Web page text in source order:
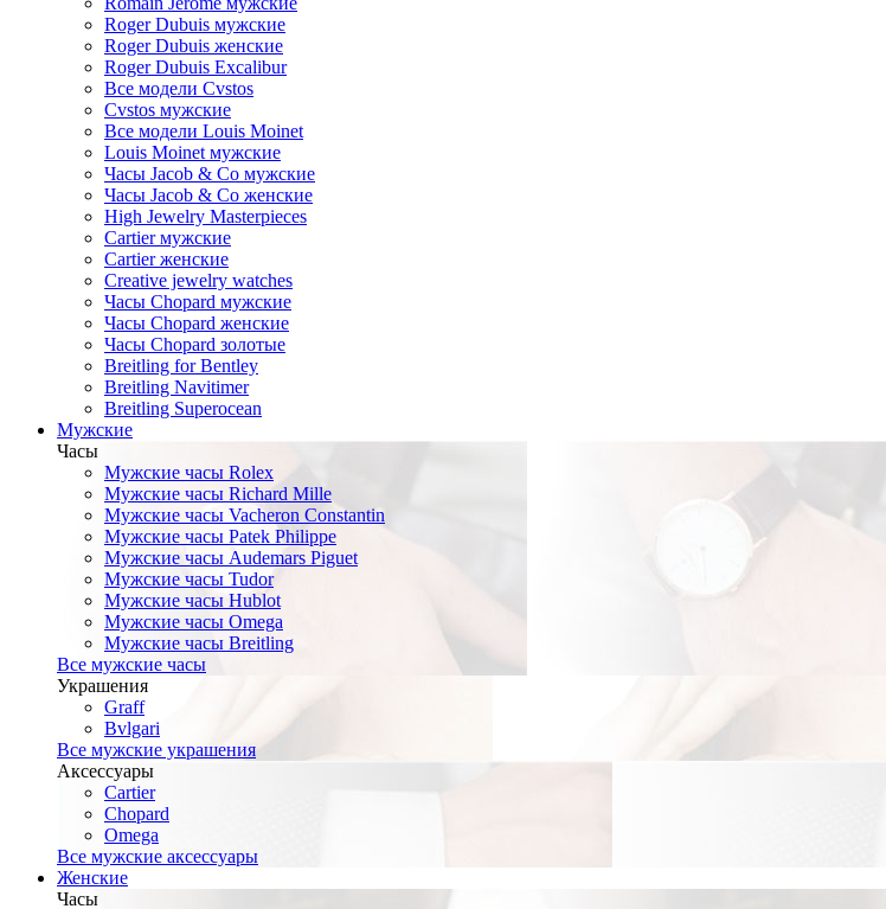
Roger Dubuis мужские
Roger Dubuis женские
Roger Dubuis Excalibur
Все модели Cvstos
Cvstos мужские
Все модели Louis Moinet
Louis Moinet мужские
Часы Jacob & Co мужские
Часы Jacob & Co женские
High Jewelry Masterpieces
Cartier мужские
Cartier женские
Creative jewelry watches
Часы Chopard мужские
Часы Сhopard женские
Часы Сhopard золотые
Breitling for Bentley
Breitling Navitimer
Breitling Superocean
Мужские
Часы
Мужские часы Rolex
Мужские часы Richard Mille
Мужские часы Vacheron Constantin
Мужские часы Patek Philippe
Мужские часы Audemars Piguet
Мужские часы Tudor
Мужские часы Hublot
Мужские часы Omega
Мужские часы Breitling
Все мужские часы
Украшения
Graff
Bvlgari
Все мужские украшения
Аксессуары
Cartier
Chopard
Omega
Все мужские аксессуары
Женские
Часы